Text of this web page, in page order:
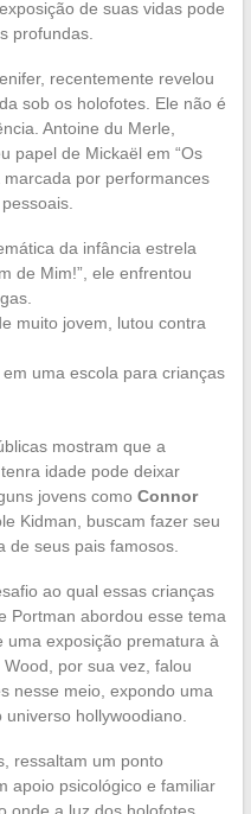
de suas vidas pode
profundas.
recentemente revelou
sob os holofotes. Ele não é
Antoine du Merle,
papel de Mickaël em “Os
por performances
da infância estrela
de Mim!”, ele enfrentou
muito jovem, lutou contra
uma escola para crianças
mostram que a
idade pode deixar
jovens como Connor
Kidman, buscam fazer seu
de seus pais famosos.
ao qual essas crianças
Portman abordou esse tema
uma exposição prematura à
por sua vez, falou
nesse meio, expondo uma
hollywoodiano.
ressaltam um ponto
apoio psicológico e familiar